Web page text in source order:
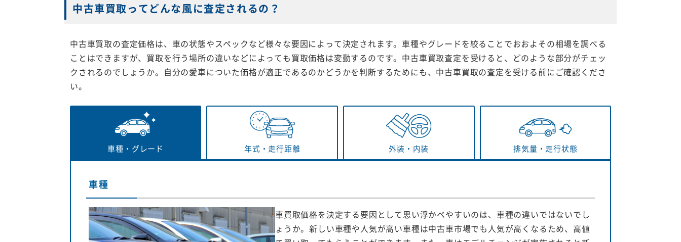
中古車買取ってどんな風に査定されるの？
中古車買取の査定価格は、車の状態やスペックなど様々な要因によって決定されます。車種やグレードを絞ることでおおよその相場を調べる
ことはできますが、買取を行う場所の違いなどによっても買取価格は変動するのです。中古車買取査定を受けると、どのような部分がチェッ
クされるのでしょうか。自分の愛車についた価格が適正であるのかどうかを判断するためにも、中古車買取の査定を受ける前にご確認くださ
い。
車種・ グレード 年式・ 走行距離 外装・ 内装 排気量・ 走行状態
車種
車買取価格を決定する要因として思い浮かべやすいのは、車種の違いではないでし
ょうか。新しい車種や人気が高い車種は中古車市場でも人気が高くなるため、高値